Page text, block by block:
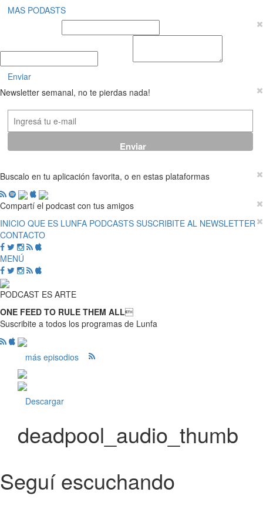
MAS PODASTS
Enviar
Newsletter semanal, no te pierdas nada!
Buscalo en tu aplicación favorita, o en estas plataformas
Compartí el podcast con tus amigos
INICIO QUE ES LUNFA PODCASTS SUSCRIBITE AL NEWSLETTER
CONTACTO
MENÚ
PODCAST ES ARTE
ONE FEED TO RULE THEM ALL
Suscribite a todos los programas de Lunfa
más episodios
Descargar
deadpool_audio_thumb
Seguí escuchando